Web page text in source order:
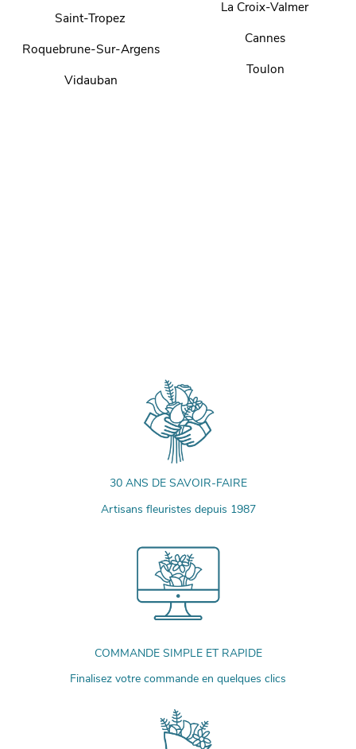
Saint-Tropez
Roquebrune-Sur-Argens
Vidauban
La Croix-Valmer
Cannes
Toulon
30 ANS DE SAVOIR-FAIRE
Artisans fleuristes depuis 1987
COMMANDE SIMPLE ET RAPIDE
Finalisez votre commande en quelques clics